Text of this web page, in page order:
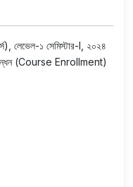
লেভেল-১ সেমিস্টার-I, ২০২৪
(Course Enrollment)